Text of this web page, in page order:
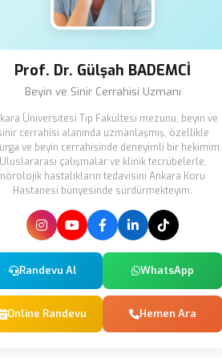
Prof. Dr. Gülşah BADEMCİ
Beyin ve Sinir Cerrahisi Uzmanı
Üniversitesi Tıp Fakültesi mezunu, beyin ve
cerrahisi alanında uzmanlaşmış, özellikle
ve beyin cerrahisinde deneyimli bir hekimim.
Uluslararası çalışmalar ve klinik tecrübelerle,
nörolojik hastalıkların tedavisini Ankara Koru
Hastanesi bünyesinde sürdürmekteyim.
Randevu Al WhatsApp
Online Randevu Hemen Ara